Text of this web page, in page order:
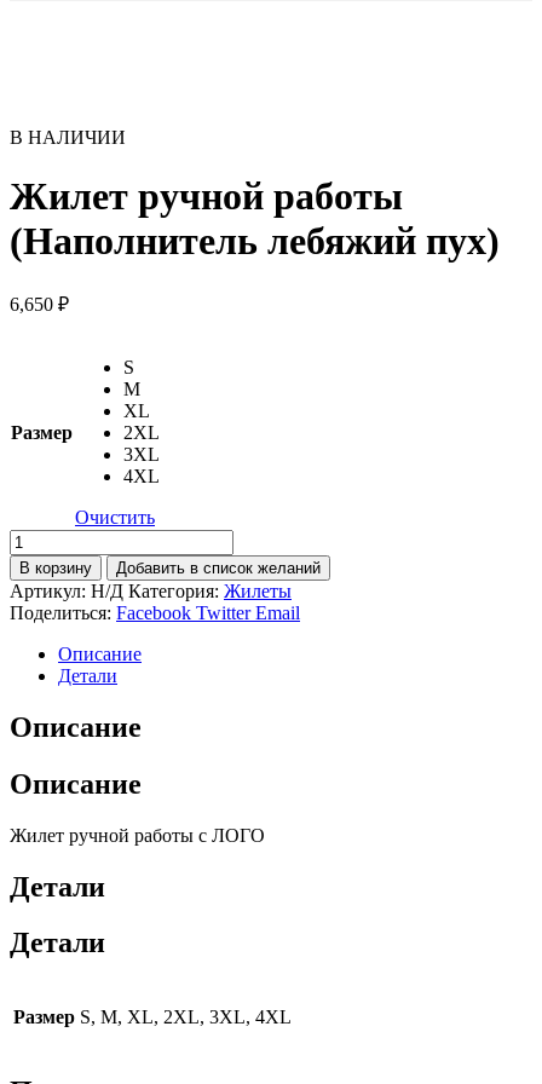
В НАЛИЧИИ
Жилет ручной работы
(Наполнитель лебяжий пух)
6,650 ₽
Размер
S
M
XL
2XL
3XL
4XL
Очистить
Количество
товара
Жилет
ручной
работы
(Наполнитель
лебяжий
В корзину Добавить в список желаний
Артикул: Н/Д Категория: Жилеты
Поделиться: Facebook Twitter Email
Описание
Детали
Описание
Описание
Жилет ручной работы с ЛОГО
Детали
Детали
Размер S, M, XL, 2XL, 3XL, 4XL